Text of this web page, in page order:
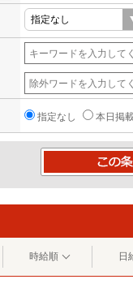
指定なし 本日掲
時給順 日